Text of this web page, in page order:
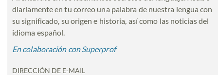
diariamente en tu correo una palabra de nuestra lengua con
su significado, su origen e historia, así como las noticias del
idioma español.
En colaboración con Superprof
DIRECCIÓN DE E-MAIL